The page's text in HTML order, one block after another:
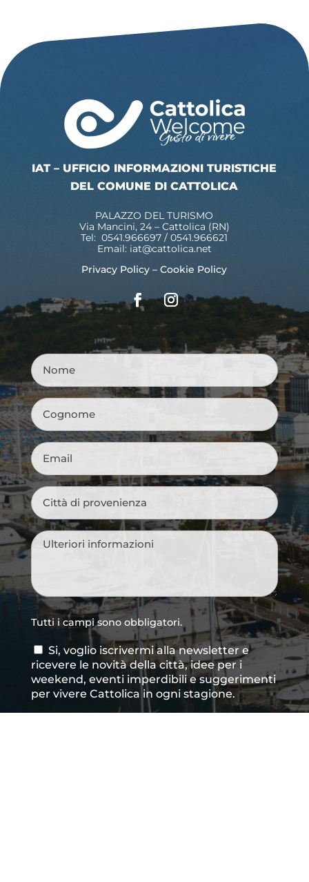
IAT – UFFICIO INFORMAZIONI TURISTICHE
DEL COMUNE DI CATTOLICA
PALAZZO DEL TURISMO
Via Mancini, 24 – Cattolica (RN)
Tel: 0541.966697 / 0541.966621
Email: iat@cattolica.net
Privacy Policy –Cookie Policy
Nome
Cognome
Email *
Città
di
provenienza*
Messaggio*
Tutti i campi sono obbligatori.
Consenso
newsletter
Si, voglio iscrivermi alla newsletter e
ricevere le novità della città, idee per i
weekend, eventi imperdibili e suggerimenti
per vivere Cattolica in ogni stagione.